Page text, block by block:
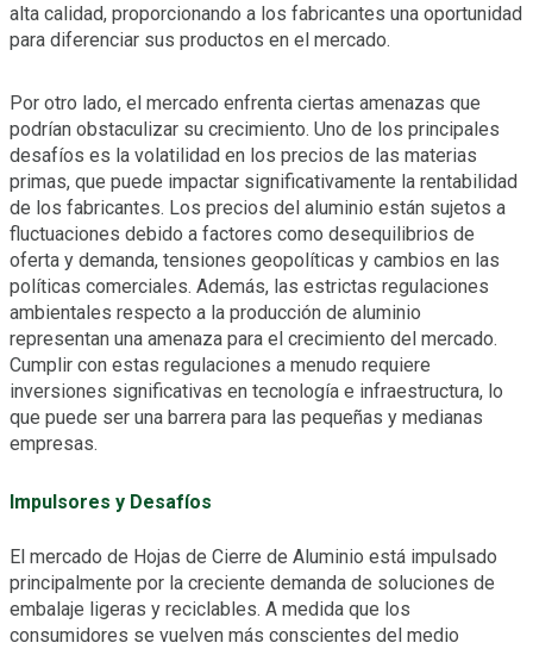
alta calidad, proporcionando a los fabricantes una oportunidad
para diferenciar sus productos en el mercado.
Por otro lado, el mercado enfrenta ciertas amenazas que
podrían obstaculizar su crecimiento. Uno de los principales
desafíos es la volatilidad en los precios de las materias
primas, que puede impactar significativamente la rentabilidad
de los fabricantes. Los precios del aluminio están sujetos a
fluctuaciones debido a factores como desequilibrios de
oferta y demanda, tensiones geopolíticas y cambios en las
políticas comerciales. Además, las estrictas regulaciones
ambientales respecto a la producción de aluminio
representan una amenaza para el crecimiento del mercado.
Cumplir con estas regulaciones a menudo requiere
inversiones significativas en tecnología e infraestructura, lo
que puede ser una barrera para las pequeñas y medianas
empresas.
Impulsores y Desafíos
El mercado de Hojas de Cierre de Aluminio está impulsado
principalmente por la creciente demanda de soluciones de
embalaje ligeras y reciclables. A medida que los
consumidores se vuelven más conscientes del medio